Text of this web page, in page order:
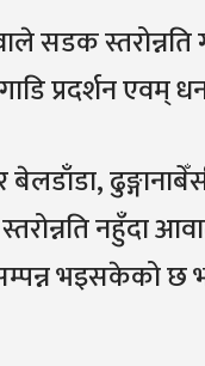
सडक
प्रदर्शन एवम्
बेलडाँडा,
नहुँदा
भइसकेको छ